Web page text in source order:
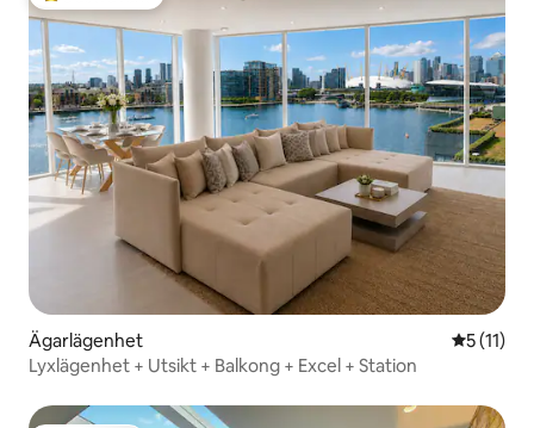
Ägarlägenhet 5 av 5 i
5 (11)
Lyxlägenhet + Utsikt + Balkong + Excel + Station